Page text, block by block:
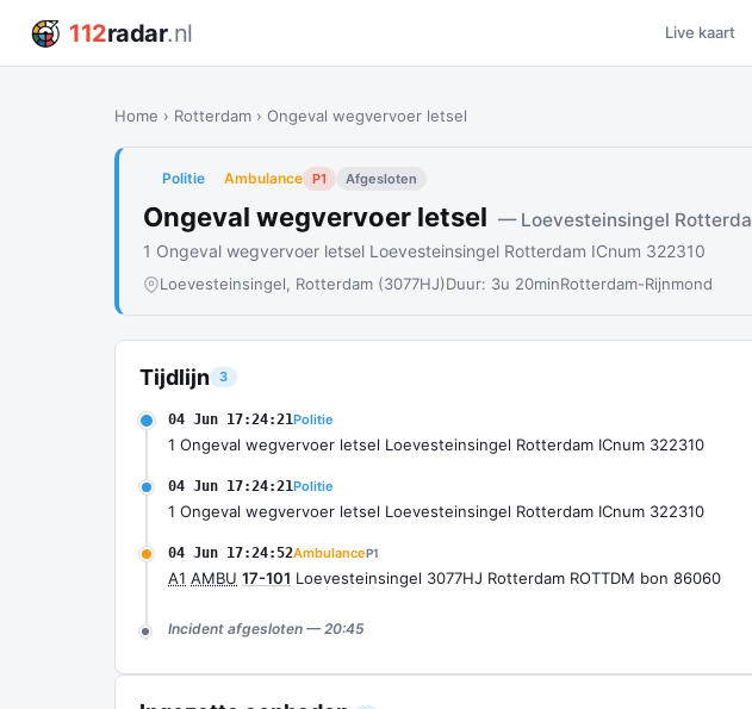
112radar.nl Live kaart
Home › Rotterdam › Ongeval wegvervoer letsel
Politie Ambulance P1 Afgesloten
Ongeval wegvervoer letsel — Loevesteinsingel
1 Ongeval wegvervoer letsel Loevesteinsingel Rotterdam ICnum 322310
Loevesteinsingel, Rotterdam (3077HJ)Duur: 3u 20minRotterdam-Rijnmond
Tijdlijn 3
04 Jun 17:24:21Politie
1 Ongeval wegvervoer letsel Loevesteinsingel Rotterdam ICnum 322310
04 Jun 17:24:21Politie
1 Ongeval wegvervoer letsel Loevesteinsingel Rotterdam ICnum 322310
04 Jun 17:24:52AmbulanceP1
A1 AMBU 17-101 Loevesteinsingel 3077HJ Rotterdam ROTTDM bon 86060
Incident afgesloten — 20:45